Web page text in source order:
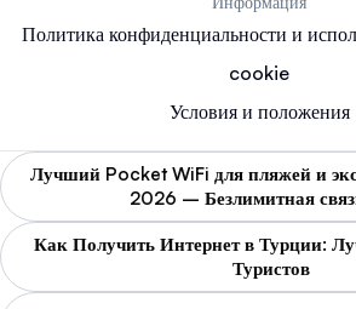
Политика конфиденциальности и
cookie
Условия и положения
Лучший Pocket WiFi для пляжей и
2026 – Безлимитная
Как Получить Интернет в Турции:
Туристов